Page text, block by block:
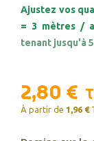
Ajustez vos
= 3 mètres /
tenant jusqu'à
2,80 €
À partir de 1,96 €